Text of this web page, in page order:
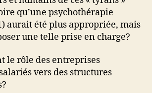
qu’une psychothérapie
aurait été plus appropriée, mais
une telle prise en charge?
le rôle des entreprises
vers des structures